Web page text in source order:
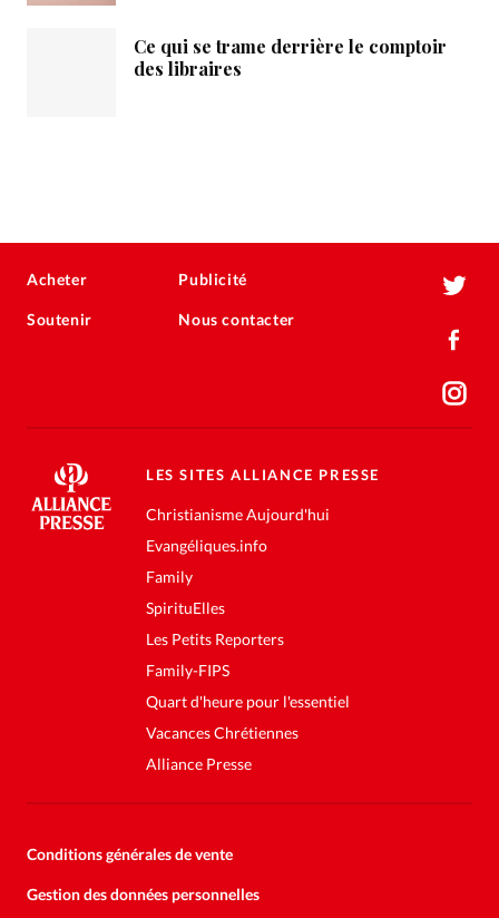
Ce qui se trame derrière le comptoir
des libraires
Acheter
Soutenir
Publicité
Nous contacter
LES SITES ALLIANCE PRESSE
Christianisme Aujourd'hui
Evangéliques.info
Family
SpirituElles
Les Petits Reporters
Family-FIPS
Quart d'heure pour l'essentiel
Vacances Chrétiennes
Alliance Presse
Conditions générales de vente
Gestion des données personnelles